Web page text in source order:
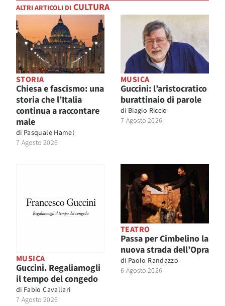
ALTRI ARTICOLI DI CULTURA
STORIA
Chiesa e fascismo: una
storia che l’Italia
continua a raccontare
male
di Pasquale Hamel
7 Agosto 2026
MUSICA
Guccini: l’aristocratico
burattinaio di parole
di Biagio Riccio
7 Agosto 2026
MUSICA
Guccini. Regaliamogli
il tempo del congedo
di Fabio Cavallari
7 Agosto 2026
TEATRO
Passa per Cimbelino la
nuova strada dell’Opra
di Paolo Randazzo
6 Agosto 2026